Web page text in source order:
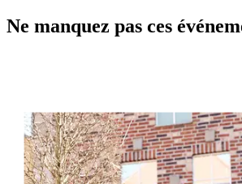
Ne manquez pas ces